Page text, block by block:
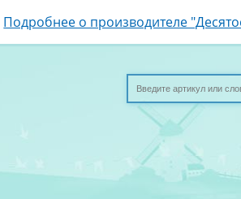
Подробнее о производителе